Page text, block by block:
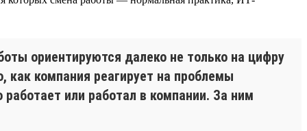
ориентируются далеко не только на цифру
как компания реагирует на проблемы
или работал в компании. За ним